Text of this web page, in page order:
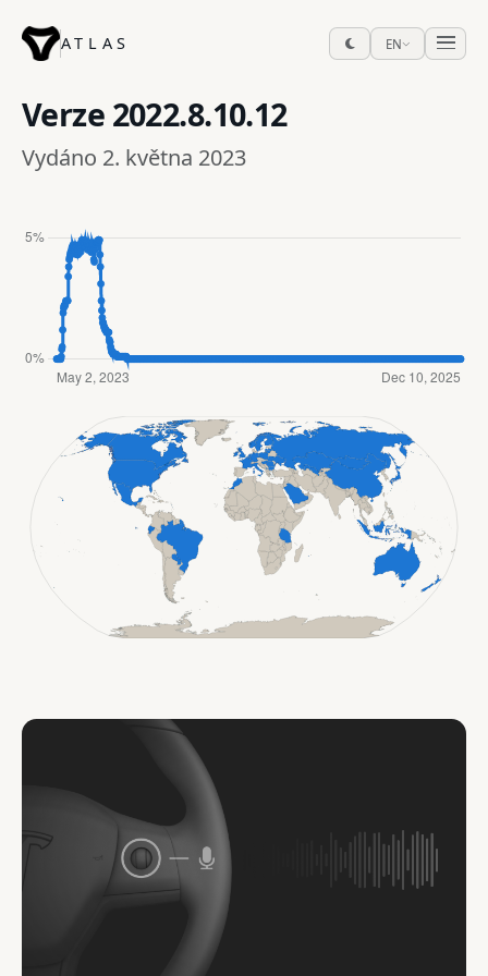
ATLAS EN
Verze 2022.8.10.12
Vydáno 2. května 2023